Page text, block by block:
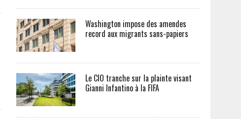
Washington impose des amendes
record aux migrants sans-papiers
Le CIO tranche sur la plainte visant
Gianni Infantino à la FIFA